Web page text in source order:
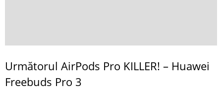
Următorul AirPods Pro KILLER! – Huawei
Freebuds Pro 3